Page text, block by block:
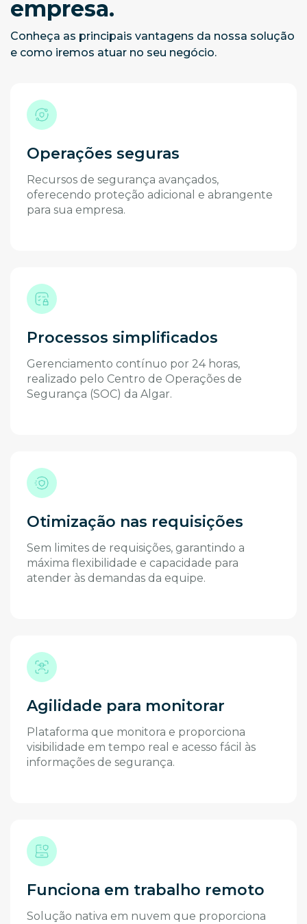
empresa.
Conheça as principais vantagens da nossa solução
e como iremos atuar no seu negócio.
Operações seguras
Recursos de segurança avançados,
oferecendo proteção adicional e abrangente
para sua empresa.
Processos simplificados
Gerenciamento contínuo por 24 horas,
realizado pelo Centro de Operações de
Segurança (SOC) da Algar.
Otimização nas requisições
Sem limites de requisições, garantindo a
máxima flexibilidade e capacidade para
atender às demandas da equipe.
Agilidade para monitorar
Plataforma que monitora e proporciona
visibilidade em tempo real e acesso fácil às
informações de segurança.
Funciona em trabalho remoto
Solução nativa em nuvem que proporciona